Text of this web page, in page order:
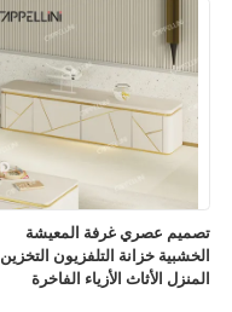
تصميم عصري غرفة المعيشة
الخشبية خزانة التلفزيون التخزين
المنزل الأثاث الأزياء الفاخرة